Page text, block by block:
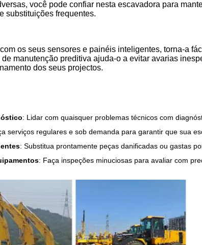
você pode confiar nesta escavadora para
substituições frequentes.
os seus sensores e painéis inteligentes, torna-a
manutenção preditiva ajuda-o a evitar avarias
dos seus projectos.
: Lidar com quaisquer problemas técnicos com
serviços regulares e sob demanda para garantir que sua
: Substitua prontamente peças danificadas ou gastas
: Faça inspeções minuciosas para avaliar com